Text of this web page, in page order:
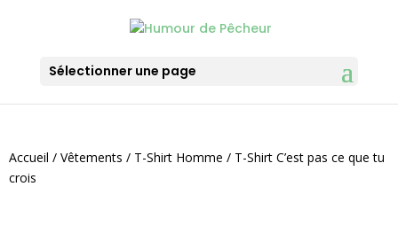
Sélectionner une page
Accueil / Vêtements / T-Shirt Homme / T-Shirt C’est pas ce que tu
crois